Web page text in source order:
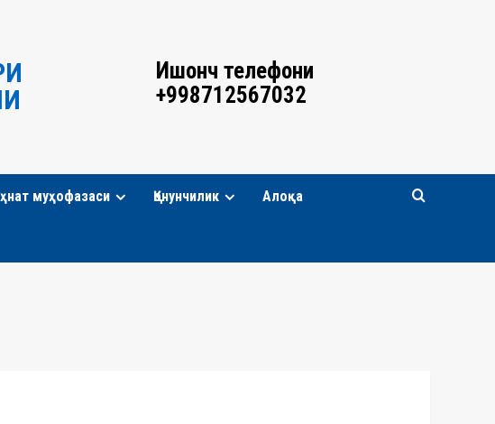
Ишонч телефони
+998712567032
муҳофазаси Қонунчилик Алоқа